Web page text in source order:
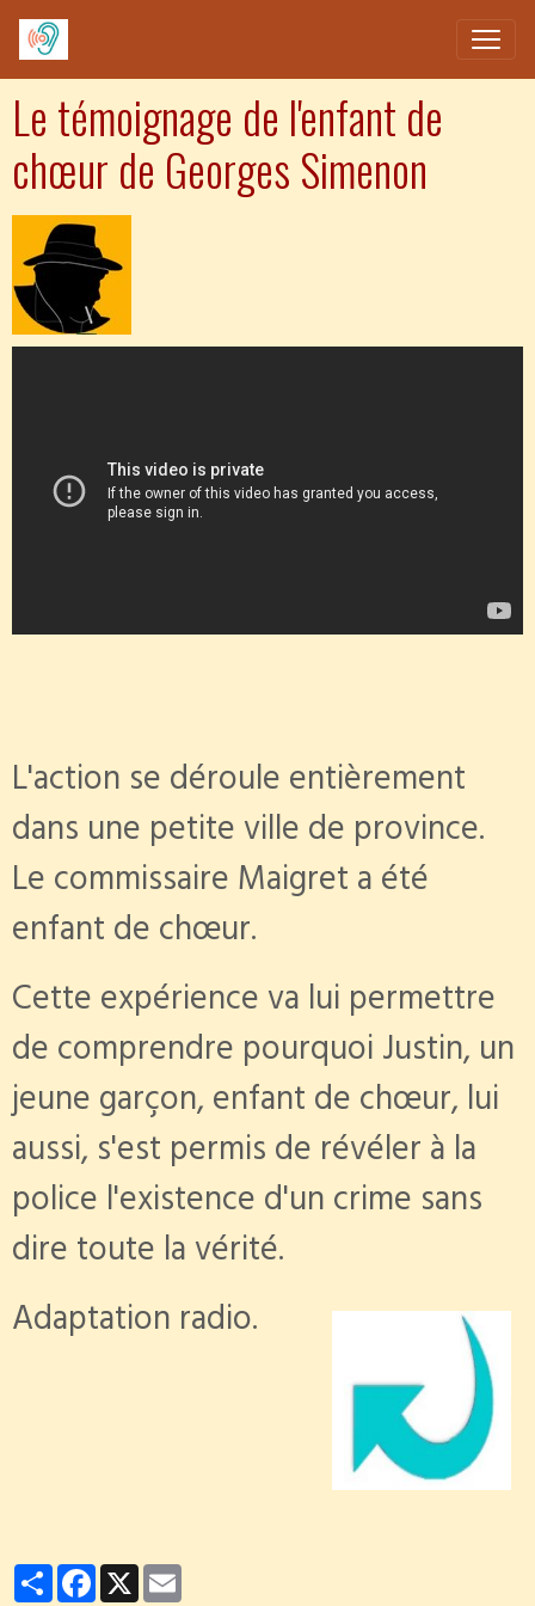
Le témoignage de l'enfant de
chœur de Georges Simenon
L'action se déroule entièrement
dans une petite ville de province.
Le commissaire Maigret a été
enfant de chœur.
Cette expérience va lui permettre
de comprendre pourquoi Justin, un
jeune garçon, enfant de chœur, lui
aussi, s'est permis de révéler à la
police l'existence d'un crime sans
dire toute la vérité.
Adaptation radio.
PartagerFacebook
X